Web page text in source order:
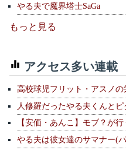
やる夫で魔界塔士SaGa
もっと見る
アクセス多い連載
高校球児フリット・アスノの
人修羅だったやる夫くんと
【安価・あんこ】モブ？が
やる夫は彼女達のサマナー(